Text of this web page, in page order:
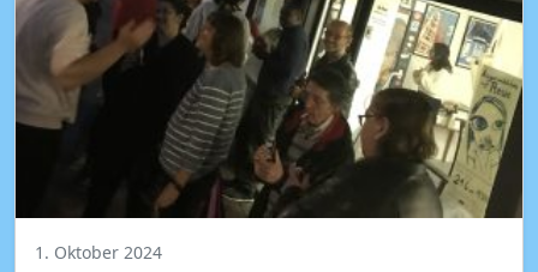
1. Oktober 2024